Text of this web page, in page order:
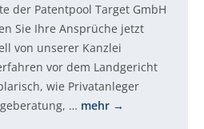
der Patentpool Target GmbH
Sie Ihre Ansprüche jetzt
von unserer Kanzlei
vor dem Landgericht
wie Privatanleger
… mehr